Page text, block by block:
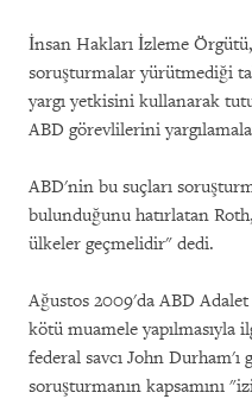
İnsan Hakları İzleme
soruşturmalar yürütmediği
yargı yetkisini kullanarak
ABD görevlilerini
ABD'nin bu suçları
bulunduğunu hatırlatan
ülkeler geçmelidir" dedi.
Ağustos 2009'da ABD
kötü muamele yapılmasıyla
federal savcı John
soruşturmanın kapsamını